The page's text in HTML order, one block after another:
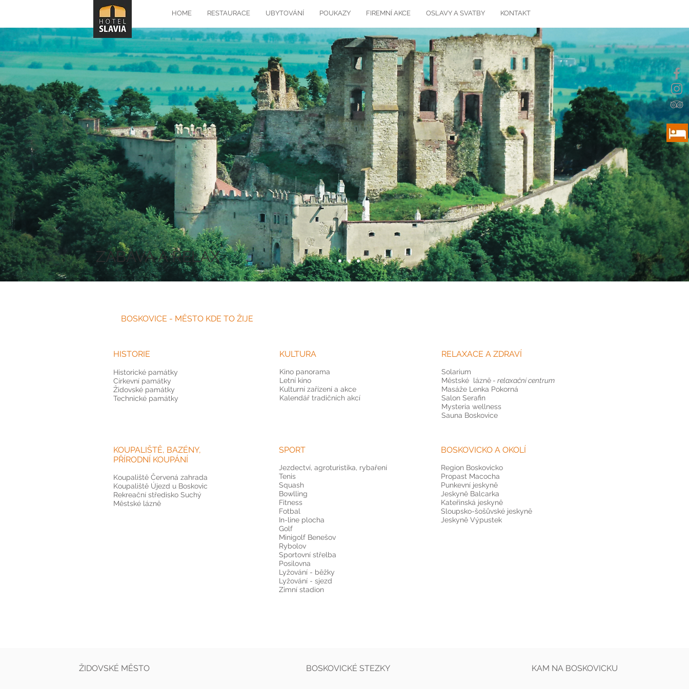
HOME RESTAURACE UBYTOVÁNÍ POUKAZY FIREMNÍ AKCE OSLAVY A SVATBY KONTAKT
ŽIDOVSKÉ MĚSTO BOSKOVICKÉ STEZKY KAM NA BOSKOVICKU
BOSKOVICE - MĚSTO KDE TO ŽIJE
HISTORIE
Historické památky
Církevní památky
Židovské památky
Technické památky
KULTURA
Kino panorama
Letní kino
Kulturní zařízení a akce
Kalendář tradičních akcí
RELAXACE A ZDRAVÍ
Solarium
Městské lázně - relaxační centrum
Masáže Lenka Pokorná
Salon Serafin
Mysteria wellness
Sauna Boskovice
KOUPALIŠTĚ, BAZÉNY,
PŘÍRODNÍ KOUPÁNÍ
Koupaliště Červená zahrada
Koupaliště Újezd u Boskovic
Rekreační středisko Suchý
Městské lázně
SPORT
Jezdectví, agroturistika, rybaření
Tenis
Squash
Bowlling
Fitness
Fotbal
In-line plocha
Golf
Minigolf Benešov
Rybolov
Sportovní střelba
Posilovna
Lyžování - běžky
Lyžování - sjezd
Zimní stadion
BOSKOVICKO A OKOLÍ
Region Boskovicko
Propast Macocha
Punkevní jeskyně
Jeskyně Balcarka
Kateřinská jeskyně
Sloupsko-šošůvské jeskyně
Jeskyně Výpustek
ZÁBAVA A RELAX